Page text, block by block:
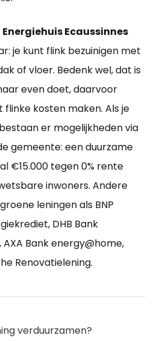
Ecaussinnes
je kunt flink bezuinigen met
of vloer. Bedenk wel, dat is
even doet, daarvoor
kosten maken. Als je
er mogelijkheden via
gemeente: een duurzame
€15.000 tegen 0% rente
inwoners. Andere
leningen als BNP
DHB Bank
Bank energy@home,
Renovatielening.
verduurzamen?